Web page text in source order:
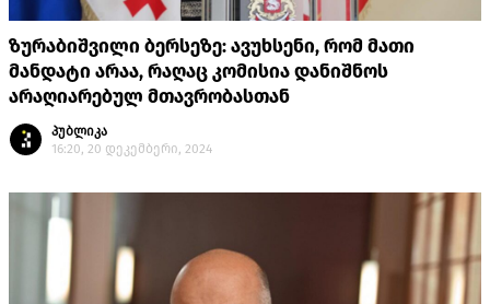
ზურაბიშვილი ბერსეზე: ავუხსენი, რომ მათი
მანდატი არაა, რაღაც კომისია დანიშნოს
არაღიარებულ მთავრობასთან
პუბლიკა
16:20, 20 დეკემბერი, 2024